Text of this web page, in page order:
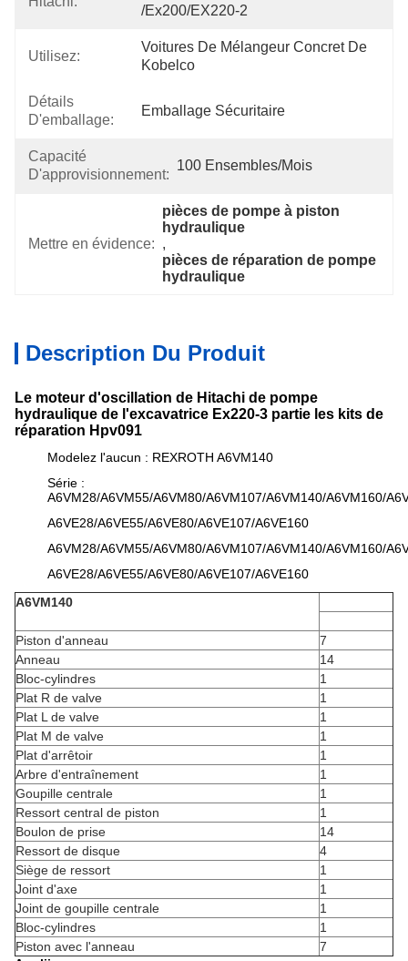
/Ex200/EX220-2
Utilisez:
Voitures De Mélangeur Concret De
Kobelco
Détails
D'emballage:
Emballage Sécuritaire
Capacité
D'approvisionnement:
100 Ensembles/mois
Mettre en évidence:
pièces de pompe à piston
hydraulique
,
pièces de réparation de pompe
hydraulique
Description Du Produit
Le moteur d'oscillation de Hitachi de pompe
hydraulique de l'excavatrice Ex220-3 partie les kits de
réparation Hpv091
Modelez l'aucun : REXROTH A6VM140
Série :
A6VM28/A6VM55/A6VM80/A6VM107/A6VM140/A6VM160/
A6VE28/A6VE55/A6VE80/A6VE107/A6VE160
A6VM28/A6VM55/A6VM80/A6VM107/A6VM140/A6VM160/
A6VE28/A6VE55/A6VE80/A6VE107/A6VE160
A6VM140
Piston d'anneau
7
Anneau
14
Bloc-cylindres
1
Plat R de valve
1
Plat L de valve
1
Plat M de valve
1
Plat d'arrêtoir
1
Arbre d'entraînement
1
Goupille centrale
1
Ressort central de piston
1
Boulon de prise
14
Ressort de disque
4
Siège de ressort
1
Joint d'axe
1
Joint de goupille centrale
1
Bloc-cylindres
1
Piston avec l'anneau
7